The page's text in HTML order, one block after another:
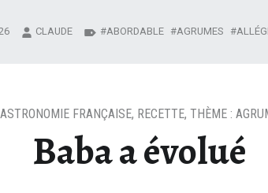
Baba a évolué
FRANÇAISE, RECETTE,THÈME :
CLAUDE ABORDABLE AGRUMES